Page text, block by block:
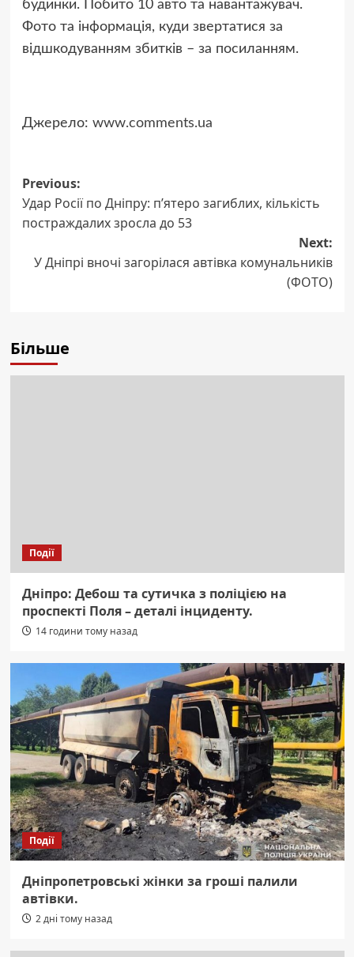
будинки. Побито 10 авто та навантажувач.
Фото та інформація, куди звертатися за
відшкодуванням збитків – за посиланням.
Джерело: www.comments.ua
Post
navigation
Previous:
Удар Росії по Дніпру: п’ятеро загиблих, кількість
постраждалих зросла до 53
Next:
У Дніпрі вночі загорілася автівка комунальників
(ФОТО)
Більше
Події
Дніпро: Дебош та сутичка з поліцією на
проспекті Поля – деталі інциденту.
14 години тому назад
Події
Дніпропетровські жінки за гроші палили
автівки.
2 дні тому назад